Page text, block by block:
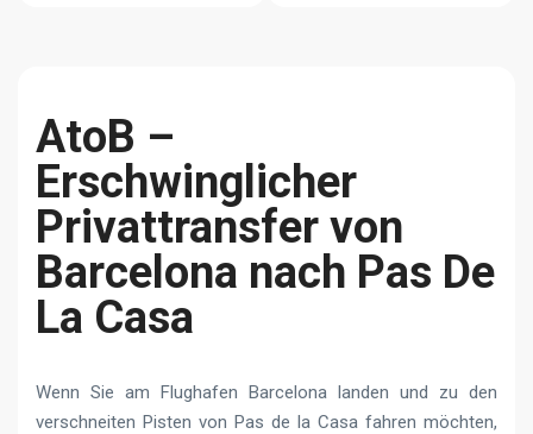
AtoB –
Erschwinglicher
Privattransfer von
Barcelona nach Pas De
La Casa
Wenn Sie am Flughafen Barcelona landen und zu den
verschneiten Pisten von Pas de la Casa fahren möchten,